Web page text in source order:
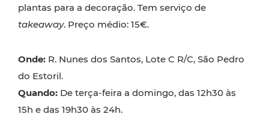
plantas para a decoração. Tem serviço de
takeaway. Preço médio: 15€.
Onde: R. Nunes dos Santos, Lote C R/C, São Pedro
do Estoril.
Quando: De terça-feira a domingo, das 12h30 às
15h e das 19h30 às 24h.